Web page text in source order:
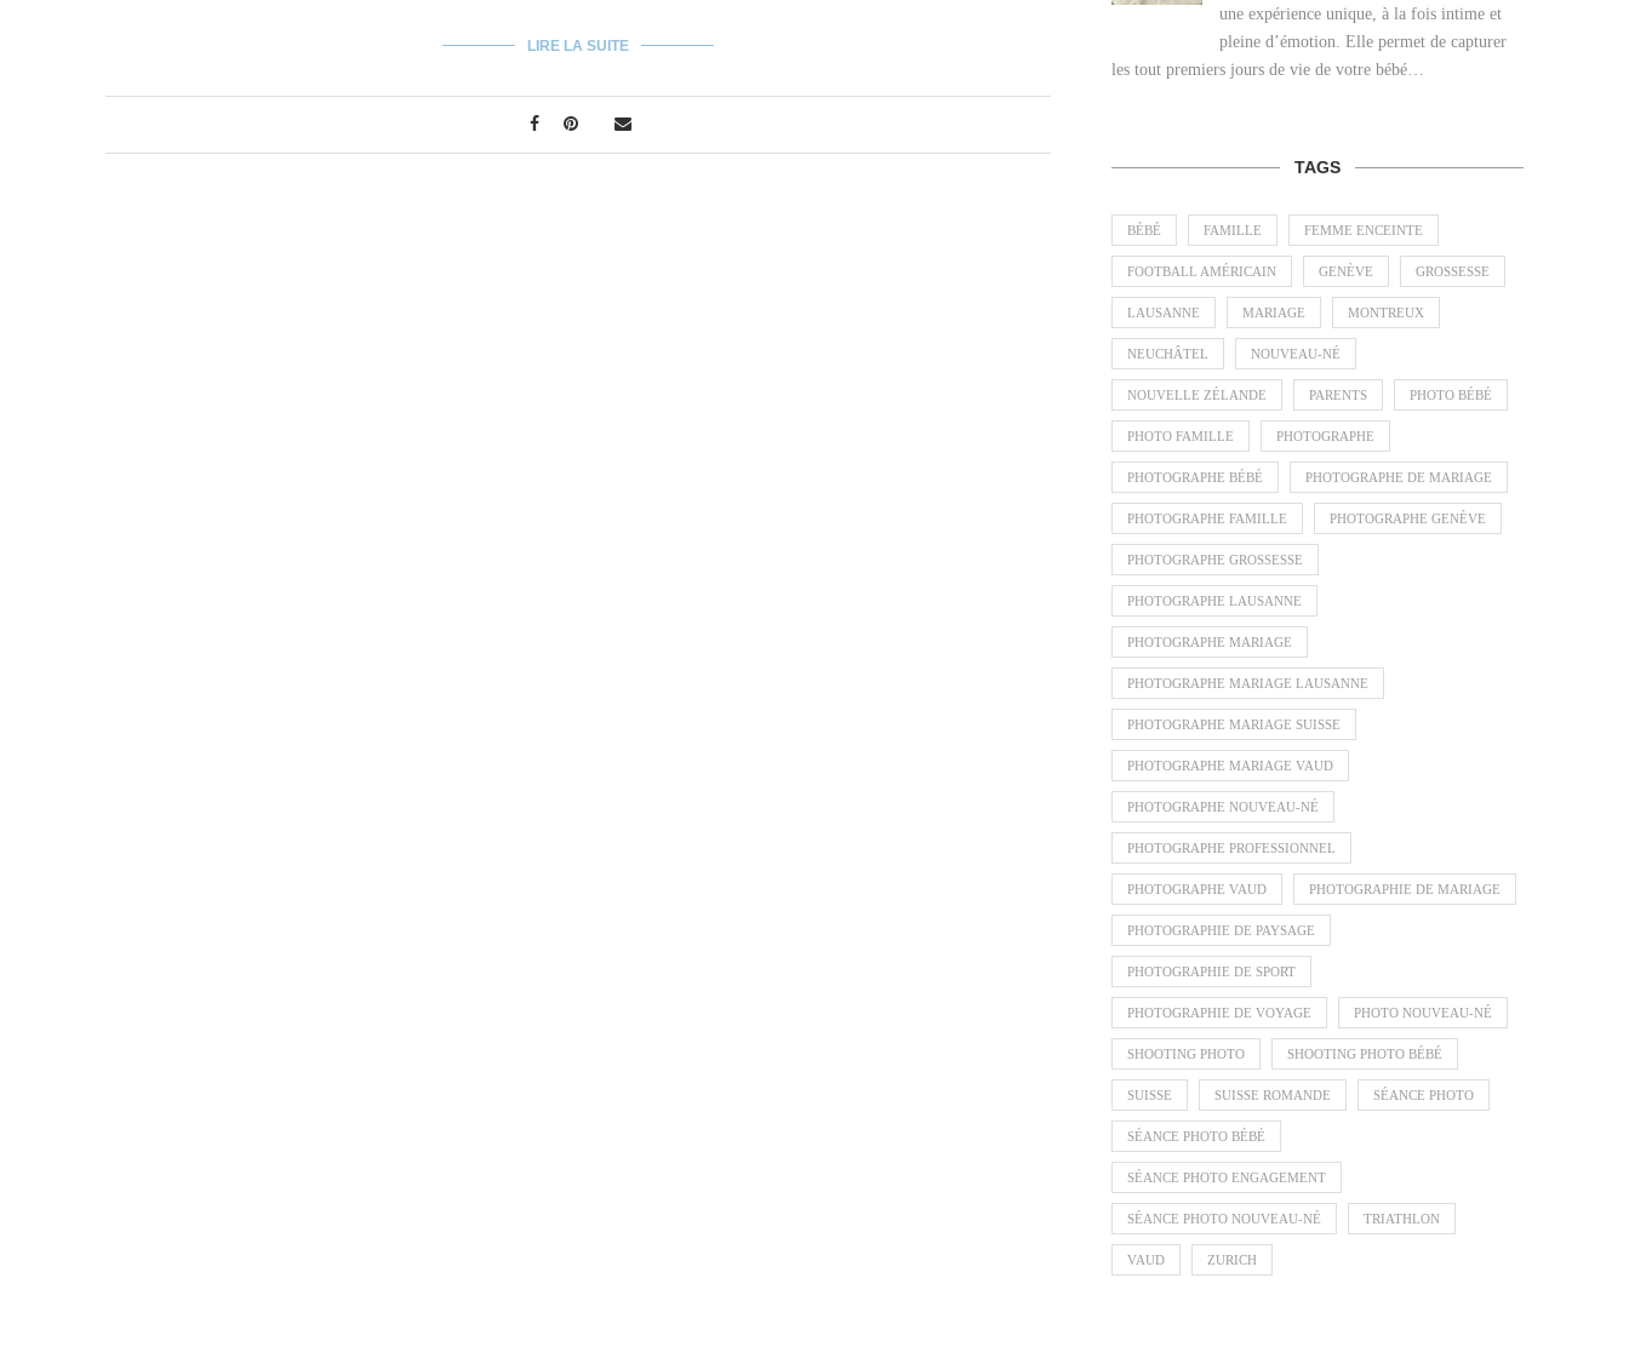
LIRE LA SUITE
une expérience unique, à la fois intime et
pleine d’émotion. Elle permet de capturer
les tout premiers jours de vie de votre bébé…
TAGS
BÉBÉ FAMILLE FEMME ENCEINTE
FOOTBALL AMÉRICAIN GENÈVE GROSSESSE
LAUSANNE MARIAGE MONTREUX
NEUCHÂTEL NOUVEAU-NÉ
NOUVELLE ZÉLANDE PARENTS PHOTO BÉBÉ
PHOTO FAMILLE PHOTOGRAPHE
PHOTOGRAPHE BÉBÉ PHOTOGRAPHE DE MARIAGE
PHOTOGRAPHE FAMILLE PHOTOGRAPHE GENÈVE
PHOTOGRAPHE GROSSESSE
PHOTOGRAPHE LAUSANNE
PHOTOGRAPHE MARIAGE
PHOTOGRAPHE MARIAGE LAUSANNE
PHOTOGRAPHE MARIAGE SUISSE
PHOTOGRAPHE MARIAGE VAUD
PHOTOGRAPHE NOUVEAU-NÉ
PHOTOGRAPHE PROFESSIONNEL
PHOTOGRAPHE VAUD PHOTOGRAPHIE DE MARIAGE
PHOTOGRAPHIE DE PAYSAGE
PHOTOGRAPHIE DE SPORT
PHOTOGRAPHIE DE VOYAGE PHOTO NOUVEAU-NÉ
SHOOTING PHOTO SHOOTING PHOTO BÉBÉ
SUISSE SUISSE ROMANDE SÉANCE PHOTO
SÉANCE PHOTO BÉBÉ
SÉANCE PHOTO ENGAGEMENT
SÉANCE PHOTO NOUVEAU-NÉ TRIATHLON
VAUD ZURICH